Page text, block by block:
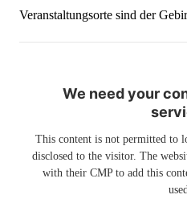
Veranstaltungsorte sind der
We need your
This content is not permitted to
disclosed to the visitor. The
with their CMP to add this